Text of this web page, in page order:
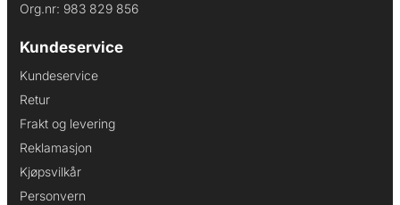
Org.nr: 983 829 856
Kundeservice
Kundeservice
Retur
Frakt og levering
Reklamasjon
Kjøpsvilkår
Personvern